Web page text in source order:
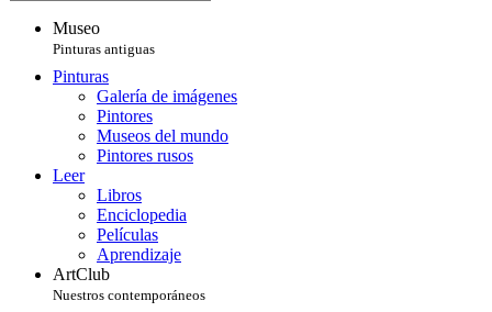
Museo
Pinturas antiguas
Pinturas
Galería de imágenes
Pintores
Museos del mundo
Pintores rusos
Leer
Libros
Enciclopedia
Películas
Aprendizaje
ArtClub
Nuestros contemporáneos